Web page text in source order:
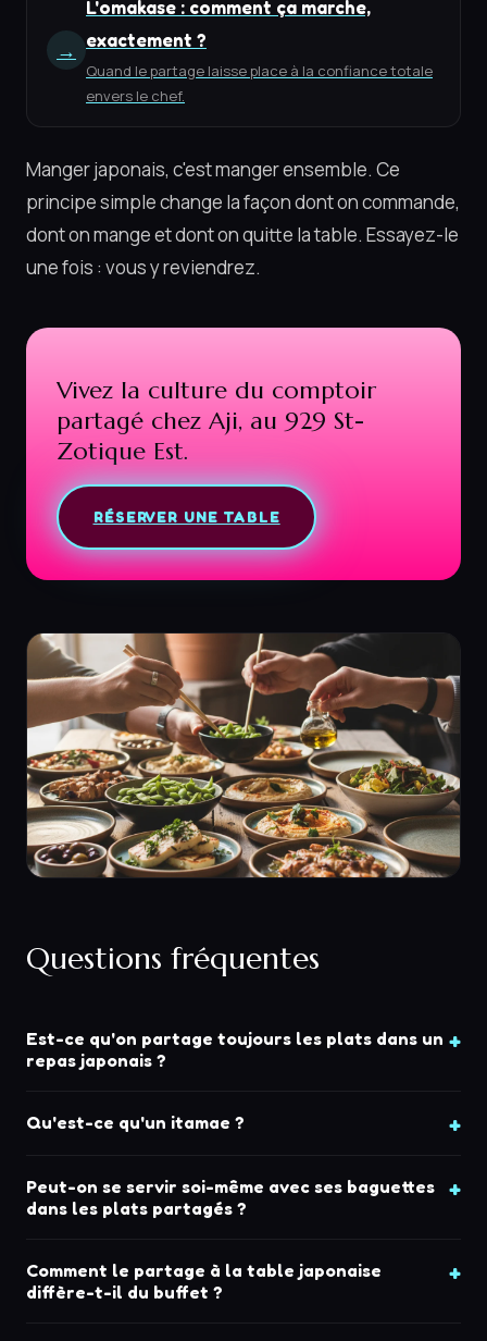
→
L'omakase : comment ça marche,
exactement ?
Quand le partage laisse place à la confiance totale
envers le chef.
Manger japonais, c'est manger ensemble. Ce
principe simple change la façon dont on commande,
dont on mange et dont on quitte la table. Essayez-le
une fois : vous y reviendrez.
Vivez la culture du comptoir
partagé chez Aji, au 929 St-
Zotique Est.
RÉSERVER UNE TABLE
Questions fréquentes
Est-ce qu'on partage toujours les plats dans un
repas japonais ?
Qu'est-ce qu'un itamae ?
Peut-on se servir soi-même avec ses baguettes
dans les plats partagés ?
Comment le partage à la table japonaise
diffère-t-il du buffet ?